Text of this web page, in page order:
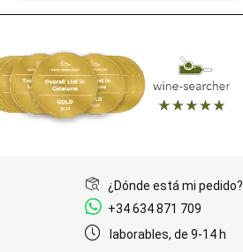
¿Dónde está mi pedido?
+34 634 871 709
laborables, de 9-14 h